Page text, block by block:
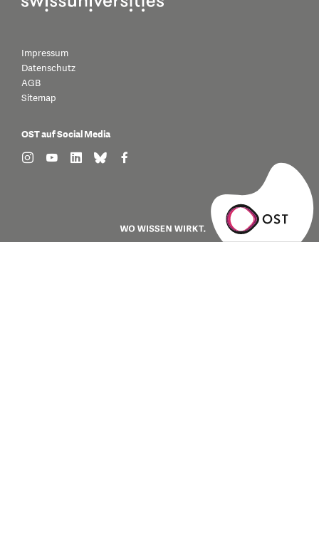
Impressum
Datenschutz
AGB
Sitemap
OST auf Social Media
find us on: instagram
find us on: youtube
find us on: linkedin
find us on: bluesky
find us on: facebook